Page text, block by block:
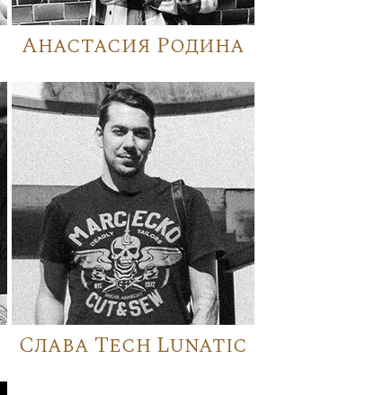
Анастасия Родина
Слава Tech Lunatic